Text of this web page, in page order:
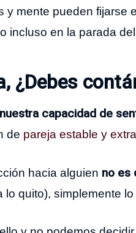
y mente pueden fijarse
incluso en la parada
¿Debes
capacidad de
de pareja estable y
hacia alguien no es
lo quito), simplemente